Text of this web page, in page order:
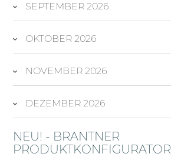
SEPTEMBER 2026
OKTOBER 2026
NOVEMBER 2026
DEZEMBER 2026
NEU! - BRANTNER
PRODUKTKONFIGURATOR